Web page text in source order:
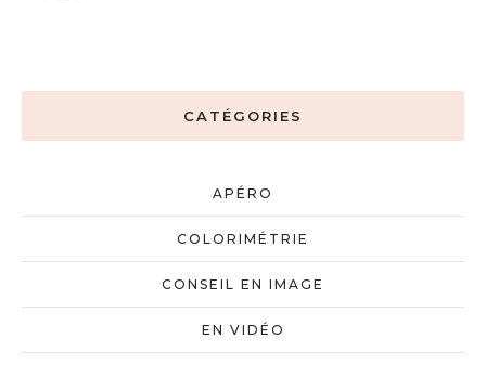
CATÉGORIES
APÉRO
COLORIMÉTRIE
CONSEIL EN IMAGE
EN VIDÉO